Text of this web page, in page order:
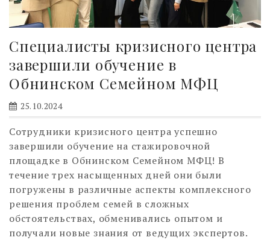
Специалисты кризисного центра
завершили обучение в
Обнинском Семейном МФЦ
25.10.2024
Сотрудники кризисного центра успешно
завершили обучение на стажировочной
площадке в Обнинском Семейном МФЦ! В
течение трех насыщенных дней они были
погружены в различные аспекты комплексного
решения проблем семей в сложных
обстоятельствах, обменивались опытом и
получали новые знания от ведущих экспертов.